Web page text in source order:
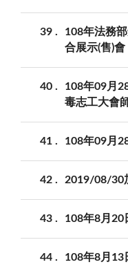
39
108年法務
合展示(售)會
40
108年09月
毒志工大會
41 108年09月
42 2019/08/30
43 108年8月20
44 108年8月13